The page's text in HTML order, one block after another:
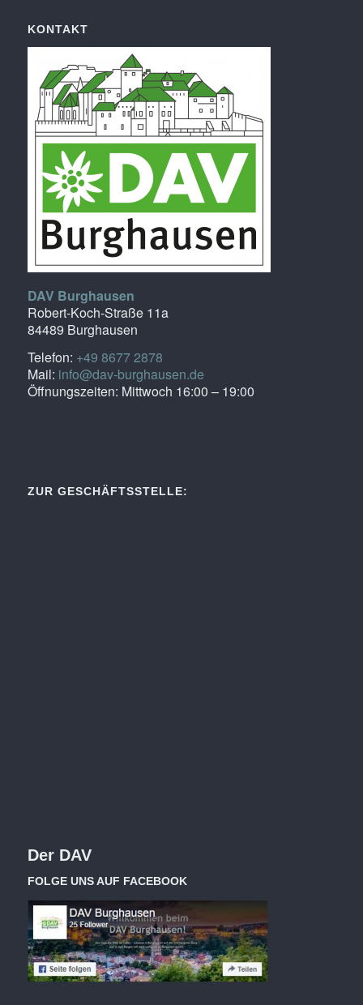
KONTAKT
DAV Burghausen
Robert-Koch-Straße 11a
84489 Burghausen
Telefon: +49 8677 2878
Mail: info@dav-burghausen.de
Öffnungszeiten: Mittwoch 16:00 – 19:00
ZUR GESCHÄFTSSTELLE:
Der DAV
FOLGE UNS AUF FACEBOOK